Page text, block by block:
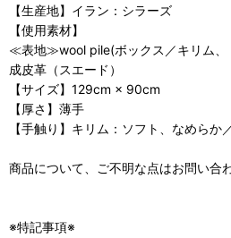
【生産地】イラン：シラーズ
【使用素材】
≪表地≫wool pile(ボックス／キリム
成皮革（スエード）
【サイズ】129cm × 90cm
【厚さ】薄手
【手触り】キリム：ソフト、なめらか
商品について、ご不明な点はお問い合
※特記事項※